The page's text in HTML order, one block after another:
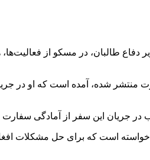
دفاع طالبان، در مسکو از
منتشر شده، آمده است که او در
در جریان این سفر از آمادگی سفارت
است که برای حل مشکلات